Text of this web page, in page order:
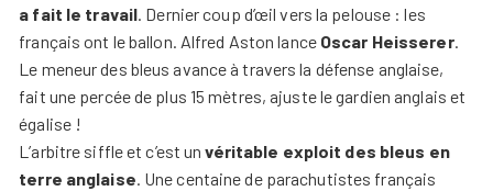
a fait le travail. Dernier coup d’œil vers la pelouse : les
français ont le ballon. Alfred Aston lance Oscar Heisserer.
Le meneur des bleus avance à travers la défense anglaise,
fait une percée de plus 15 mètres, ajuste le gardien anglais et
égalise !
L’arbitre siffle et c’est unvéritable exploit des bleus en
terre anglaise. Une centaine de parachutistes français